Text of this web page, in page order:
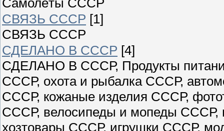
СВЯЗЬ СССР [1]
СВЯЗЬ СССР
СДЕЛАНО В СССР [4]
СДЕЛАНО В СССР, Продукты
СССР, охота и рыбалка СССР,
СССР, кожаные изделия СССР,
СССР, велосипеды и мопеды
хозтовары СССР, игрушки СССР,